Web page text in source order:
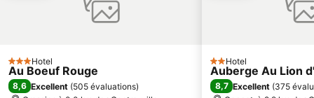
Marathon du Lac d'Annecy
Leman-Forest
Stade Olympique de la Pontaise
Jonction
Promenade des Bastions
3 Étoiles
Hotel
Au Boeuf Rouge
8,6 Excellent (505 évaluations)
2 Étoiles
Hotel
Auberge Au Lion
8,7 Excellent (375